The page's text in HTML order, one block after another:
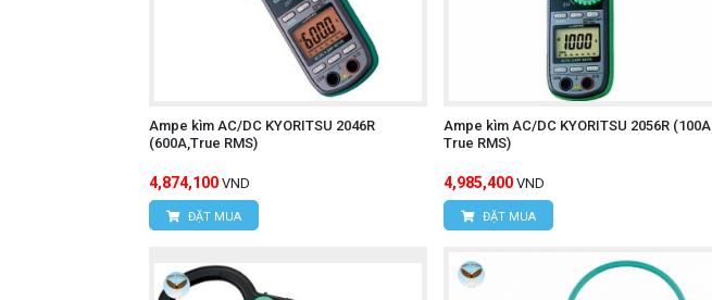
Ampe kìm AC/DC KYORITSU 2046R
(600A,True RMS)
4,874,100 VND
ĐẶT MUA
Ampe kìm AC/DC KYORITSU 2056R (100A ,
True RMS)
4,985,400 VND
ĐẶT MUA